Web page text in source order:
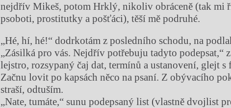
nejdřív Mikeš, potom Hrklý, nikoliv obráceně (tak mi
psoboti, prostitutky a pošťáci), těší mě podruhé.
„Hé, hí, hé!“ dodrkotám z posledního schodu, na
„Zásilká pro vás. Nejdřív potřebuju tadyto podepsat,“
lejstro, rozsypaný čaj dat, termínů a ustanovení, glejt
Začnu lovit po kapsách něco na psaní. Z obývacího
straší, odtuším.
„Nate, tumáte,“ sunu podepsaný list (vlastně dvojlist